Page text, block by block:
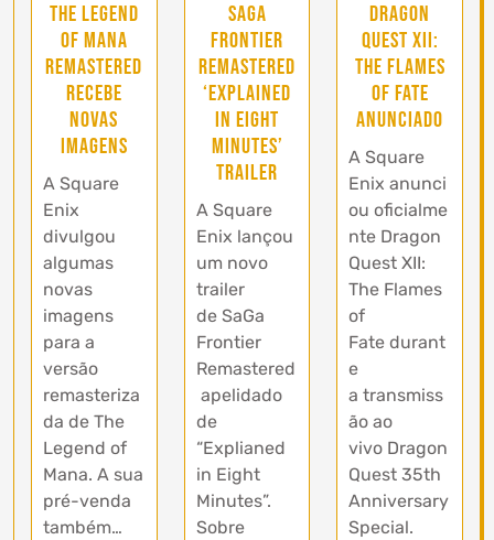
The Legend
of Mana
Remastered
recebe
novas
imagens
A Square
Enix
divulgou
algumas
novas
imagens
para a
versão
remasteriza
da de The
Legend of
Mana. A sua
pré-venda
também…
SaGa
Frontier
Remastered
‘Explained
in Eight
Minutes’
trailer
A Square
Enix lançou
um novo
trailer
de SaGa
Frontier
Remastered
apelidado
de
“Explianed
in Eight
Minutes”.
Sobre
Dragon
Quest XII:
The Flames
of Fate
anunciado
A Square
Enix anunci
ou oficialme
nte Dragon
Quest XII:
The Flames
of
Fate durant
e
a transmiss
ão ao
vivo Dragon
Quest 35th
Anniversary
Special.